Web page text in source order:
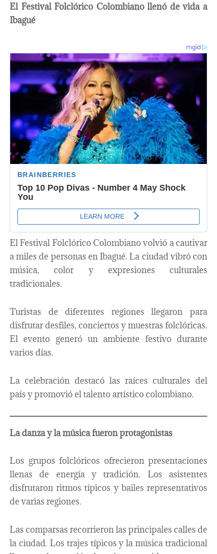
El Festival Folclórico Colombiano llenó de vida a
Ibagué
El Festival Folclórico Colombiano volvió a cautivar
a miles de personas en Ibagué. La ciudad vibró con
música, color y expresiones culturales
tradicionales.
Turistas de diferentes regiones llegaron para
disfrutar desfiles, conciertos y muestras folclóricas.
El evento generó un ambiente festivo durante
varios días.
La celebración destacó las raíces culturales del
país y promovió el talento artístico colombiano.
La danza y la música fueron protagonistas
Los grupos folclóricos ofrecieron presentaciones
llenas de energía y tradición. Los asistentes
disfrutaron ritmos típicos y bailes representativos
de varias regiones.
Las comparsas recorrieron las principales calles de
la ciudad. Los trajes típicos y la música tradicional